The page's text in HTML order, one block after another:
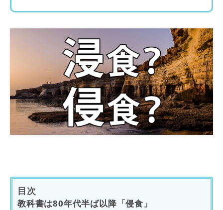
目次
教科書は80年代半ば以降「侵食」